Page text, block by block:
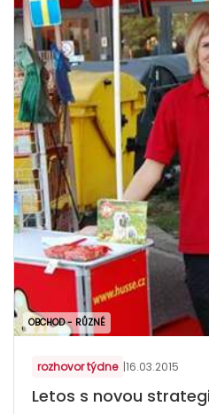
OBCHOD - RŮZNÉ
rozhovor týdne |16.03.2015
Letos s novou